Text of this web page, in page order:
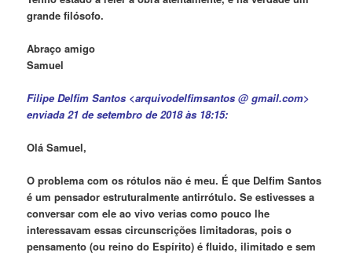
grande filósofo.
Abraço amigo
Samuel
Filipe Delfim Santos <arquivodelfimsantos @ gmail.com>
enviada 21 de setembro de 2018 às 18:15:
Olá Samuel,
O problema com os rótulos não é meu. É que Delfim Santos
é um pensador estruturalmente antirrótulo. Se estivesses a
conversar com ele ao vivo verias como pouco lhe
interessavam essas circunscrições limitadoras, pois o
pensamento (ou reino do Espírito) é fluido, ilimitado e sem